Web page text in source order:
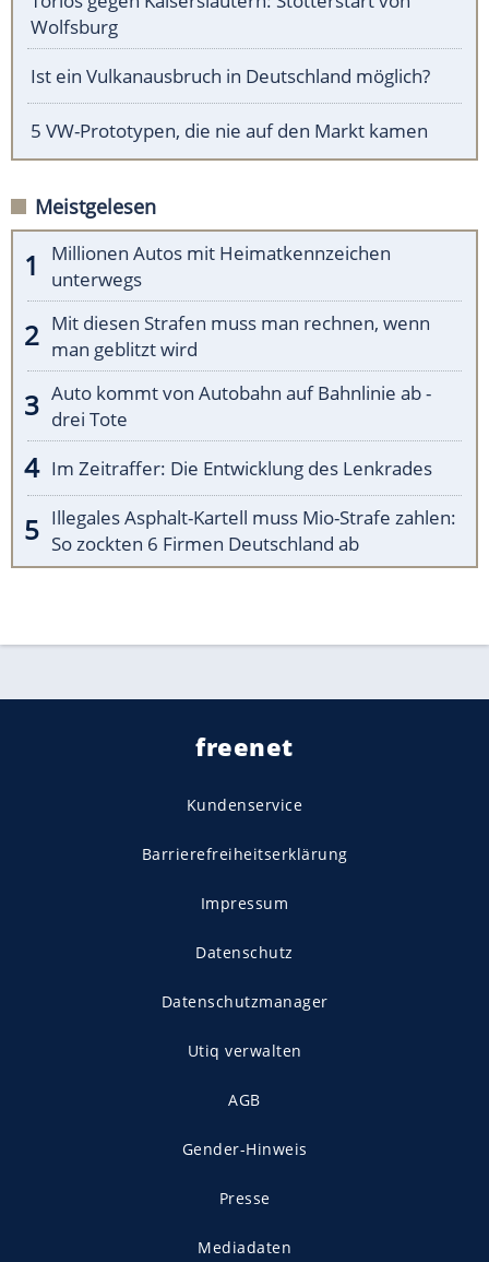
Wolfsburg
Ist ein Vulkanausbruch in Deutschland möglich?
5 VW-Prototypen, die nie auf den Markt kamen
Meistgelesen
Millionen Autos mit Heimatkennzeichen
unterwegs
Mit diesen Strafen muss man rechnen, wenn
man geblitzt wird
Auto kommt von Autobahn auf Bahnlinie ab -
drei Tote
Im Zeitraffer: Die Entwicklung des Lenkrades
Illegales Asphalt-Kartell muss Mio-Strafe zahlen:
So zockten 6 Firmen Deutschland ab
freenet
Kundenservice
Barrierefreiheitserklärung
Impressum
Datenschutz
Datenschutzmanager
Utiq verwalten
AGB
Gender-Hinweis
Presse
Mediadaten